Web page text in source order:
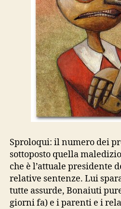
Sproloqui: il numero dei
sottoposto quella
che è l’attuale presidente
relative sentenze. Lui
tutte assurde, Bonaiuti
giorni fa) e i parenti e i